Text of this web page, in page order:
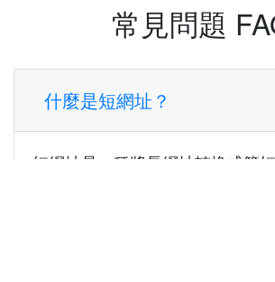
常見問題
什麼是短網址？
短網址是一種將長網址轉換成簡